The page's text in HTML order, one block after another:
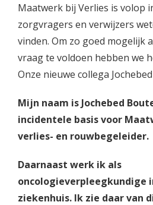
Maatwerk bij Verlies is volop
zorgvragers en verwijzers
vinden. Om zo goed mogelijk
vraag te voldoen hebben we
Onze nieuwe collega
Mijn naam is Jochebed
incidentele basis voor
verlies- en rouwbegeleider.
Daarnaast werk ik als
oncologieverpleegkundige
ziekenhuis. Ik zie daar van